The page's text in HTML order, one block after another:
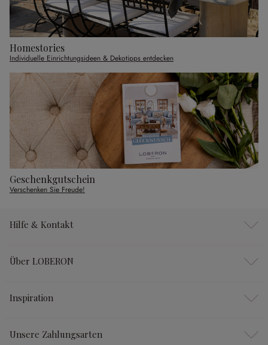
Homestories
Individuelle Einrichtungsideen & Dekotipps entdecken
Geschenkgutschein
Verschenken Sie Freude!
Hilfe & Kontakt
Über LOBERON
Inspiration
Unsere Zahlungsarten